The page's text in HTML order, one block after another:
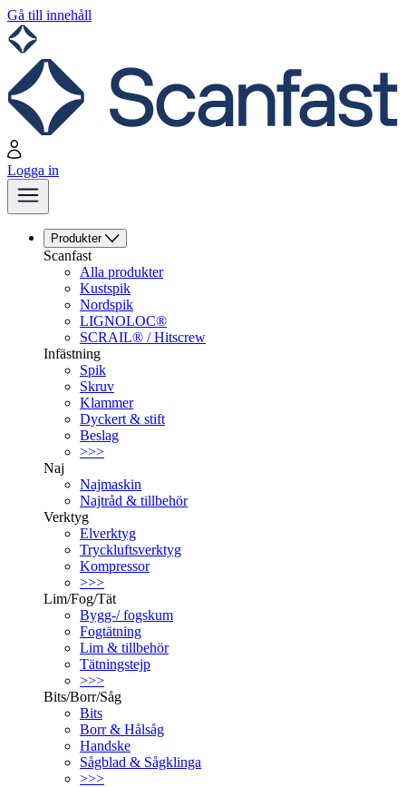
Gå till innehåll
Logga in
Produkter
Scanfast
Alla produkter
Kustspik
Nordspik
LIGNOLOC®
SCRAIL® / Hitscrew
Infästning
Spik
Skruv
Klammer
Dyckert & stift
Beslag
>>>
Naj
Najmaskin
Najtråd & tillbehör
Verktyg
Elverktyg
Tryckluftsverktyg
Kompressor
>>>
Lim/Fog/Tät
Bygg-/ fogskum
Fogtätning
Lim & tillbehör
Tätningstejp
>>>
Bits/Borr/Såg
Bits
Borr & Hålsåg
Handske
Sågblad & Sågklinga
>>>